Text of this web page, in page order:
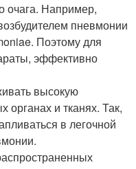
очага. Например,
пневмонии
Поэтому для
эффективно
высокую
органах и тканях. Так,
в легочной